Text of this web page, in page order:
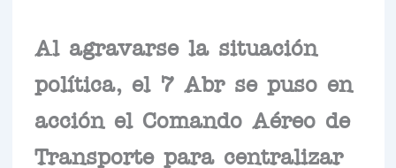
Al agravarse la situación
política, el 7 Abr se puso en
acción el Comando Aéreo de
Transporte para centralizar